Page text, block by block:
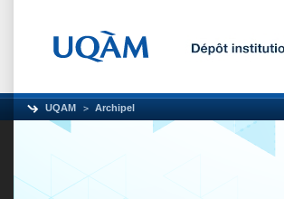
UQAM Archipel